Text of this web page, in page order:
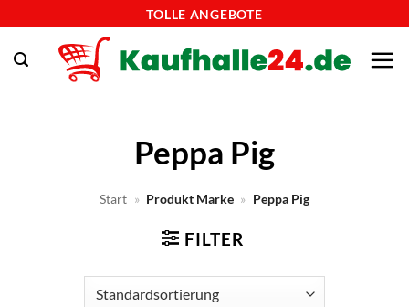
springen
TOLLE ANGEBOTE
Peppa Pig
Start » Produkt Marke » Peppa Pig
FILTER